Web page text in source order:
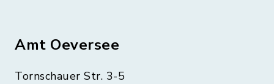
Amt Oeversee
Tornschauer Str. 3-5